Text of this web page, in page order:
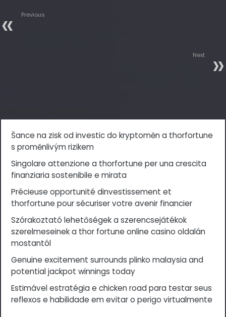
Previous
Next
Šance na zisk od investic do kryptoměn a thorfortune
s proměnlivým rizikem
Singolare attenzione a thorfortune per una crescita
finanziaria sostenibile e mirata
Précieuse opportunité dinvestissement et
thorfortune pour sécuriser votre avenir financier
Szórakoztató lehetőségek a szerencsejátékok
szerelmeseinek a thor fortune online casino oldalán
mostantól
Genuine excitement surrounds plinko malaysia and
potential jackpot winnings today
Estimável estratégia e chicken road para testar seus
reflexos e habilidade em evitar o perigo virtualmente